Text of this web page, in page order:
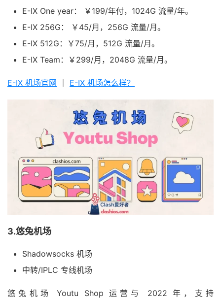
E-IX One year： ￥199/年付，1024G 流量/年。
E-IX 256G： ￥45/月，256G 流量/月。
E-IX 512G：￥75/月，512G 流量/月。
E-IX Team：￥299/月，2048G 流量/月。
E-IX 机场官网 E-IX 机场怎么样？
3.悠兔机场
Shadowsocks 机场
中转/IPLC 专线机场
悠兔机场 Youtu Shop 运营与 2022 年，支持